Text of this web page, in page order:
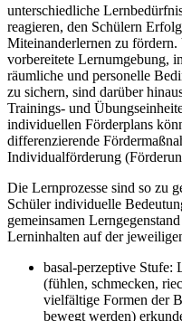
unterschiedliche
reagieren, den Schülern
Miteinanderlernen zu fördern.
vorbereitete Lernumgebung,
räumliche und personelle
zu sichern, sind darüber
Trainings- und
individuellen Förderplans
differenzierende
Individualförderung
Die Lernprozesse sind so zu
Schüler individuelle
gemeinsamen
Lerninhalten auf der
basal-perzeptive Stufe:
(fühlen, schmecken,
vielfältige Formen der
bewegt werden)